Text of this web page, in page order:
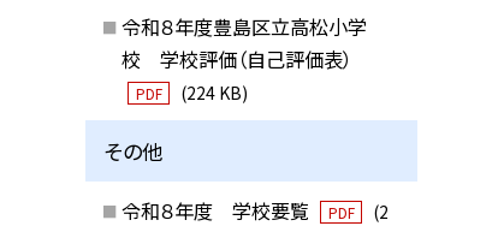
令和８年度豊島区立高松小学
校 学校評価（自己評価表）
PDF (224 KB)
その他
令和８年度 学校要覧 PDF
(2